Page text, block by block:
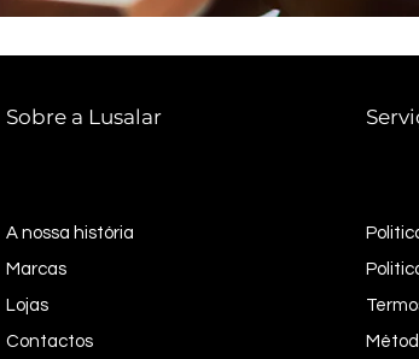
Sobre a Lusalar
A nossa história
Marcas
Lojas
Contactos